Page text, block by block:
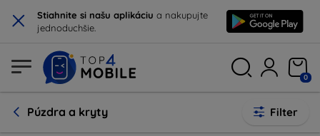
× Stiahnite si našu aplikáciu a nakupujte
jednoduchšie.
0
Púzdra a kryty Filter